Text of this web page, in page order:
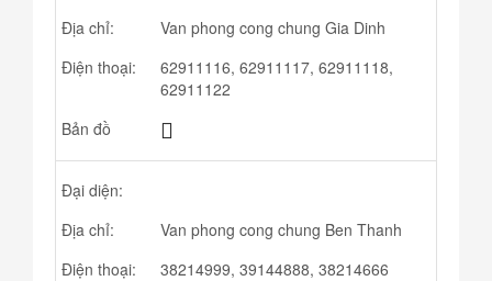
Địa chỉ:
Van phong cong chung Gia Dinh
Điện thoại:
62911116, 62911117, 62911118,
62911122
Bản đồ
Đại diện:
Địa chỉ:
Van phong cong chung Ben Thanh
Điện thoại:
38214999, 39144888, 38214666